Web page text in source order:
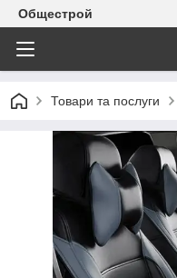
Общестрой
Товари та послуги